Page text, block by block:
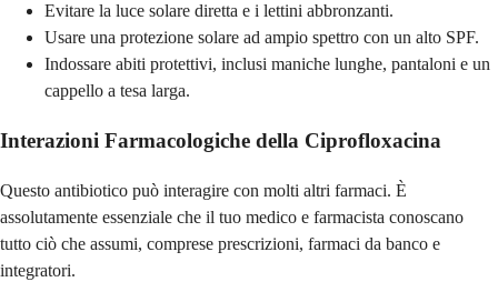
Evitare la luce solare diretta e i lettini abbronzanti.
Usare una protezione solare ad ampio spettro con un alto SPF.
Indossare abiti protettivi, inclusi maniche lunghe, pantaloni e un
cappello a tesa larga.
Interazioni Farmacologiche della Ciprofloxacina
Questo antibiotico può interagire con molti altri farmaci. È
assolutamente essenziale che il tuo medico e farmacista conoscano
tutto ciò che assumi, comprese prescrizioni, farmaci da banco e
integratori.